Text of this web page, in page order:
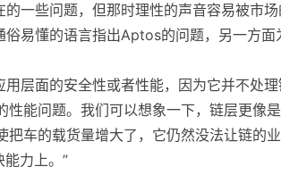
一些问题，但那时理性的声音容易被市场
易懂的语言指出Aptos的问题，另一方面
层面的安全性或者性能，因为它并不处
能问题。我们可以想象一下，链层更像
车的载货量增大了，它仍然没法让链的
力上。”